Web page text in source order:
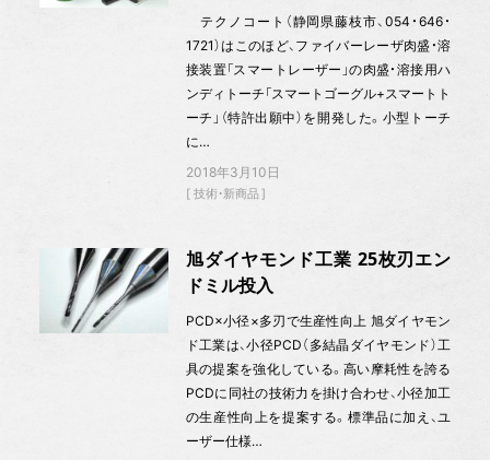
テクノコート（静岡県藤枝市、054・646・
1721）はこのほど、ファイバーレーザ肉盛・溶
接装置「スマートレーザー」の肉盛・溶接用ハ
ンディトーチ「スマートゴーグル+スマートト
ーチ」（特許出願中）を開発した。小型トーチ
に…
2018年3月10日
技術・新商品
旭ダイヤモンド工業 25枚刃エン
ドミル投入
PCD×小径×多刃で生産性向上 旭ダイヤモン
ド工業は、小径PCD（多結晶ダイヤモンド）工
具の提案を強化している。高い摩耗性を誇る
PCDに同社の技術力を掛け合わせ、小径加工
の生産性向上を提案する。標準品に加え、ユ
ーザー仕様…